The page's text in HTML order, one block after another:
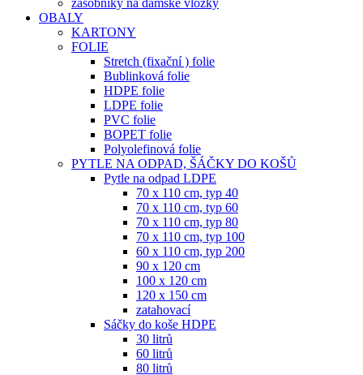
zásobníky na dámské vložky
OBALY
KARTONY
FOLIE
Stretch (fixační ) folie
Bublinková folie
HDPE folie
LDPE folie
PVC folie
BOPET folie
Polyolefinová folie
PYTLE NA ODPAD, ŠÁČKY DO KOŠŮ
Pytle na odpad LDPE
70 x 110 cm, typ 40
70 x 110 cm, typ 60
70 x 110 cm, typ 80
70 x 110 cm, typ 100
60 x 110 cm, typ 200
90 x 120 cm
100 x 120 cm
120 x 150 cm
zatahovací
Sáčky do koše HDPE
30 litrů
60 litrů
80 litrů